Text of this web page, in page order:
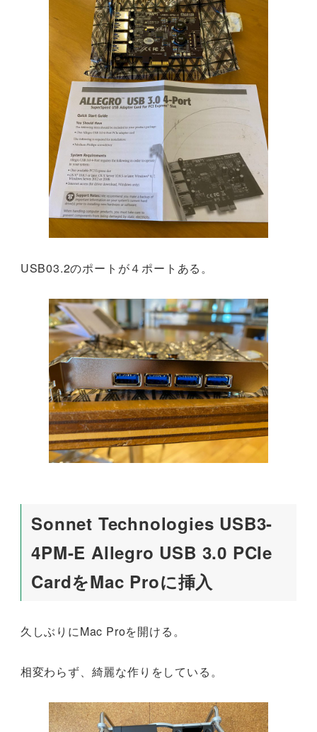
USB03.2のポートが４ポートある。
Sonnet Technologies USB3-
4PM-E Allegro USB 3.0 PCIe
CardをMac Proに挿入
久しぶりにMac Proを開ける。
相変わらず、綺麗な作りをしている。